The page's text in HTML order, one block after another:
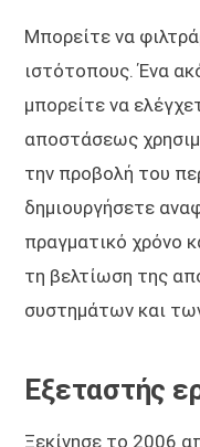
Μπορείτε να
ιστότοπους. Ένα
μπορείτε να
αποστάσεως
την προβολή του
δημιουργήσετε
πραγματικό χρόνο
τη βελτίωση της
συστημάτων και
Εξεταστής
Ξεκίνησε το 2006